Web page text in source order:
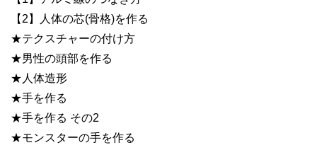
【2】人体の芯(骨格)を作る
★テクスチャーの付け方
★男性の頭部を作る
★人体造形
★手を作る
★手を作る その2
★モンスターの手を作る